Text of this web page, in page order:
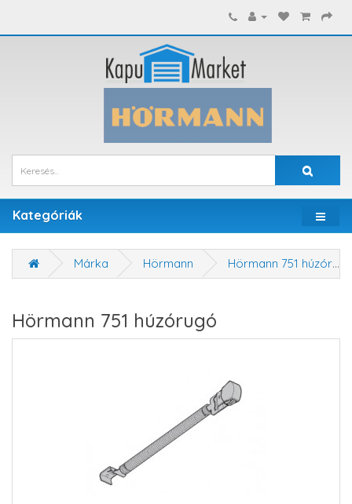
Kategóriák
Márka Hörmann Hörmann 751 húzórugó
Hörmann 751 húzórugó